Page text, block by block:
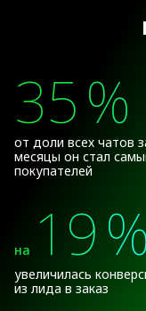
35%
от доли всех чатов
месяцы он стал
покупателей
на 19%
увеличилась
из лида в заказ